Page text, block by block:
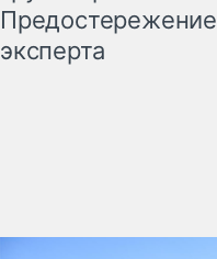
Предостережение
эксперта